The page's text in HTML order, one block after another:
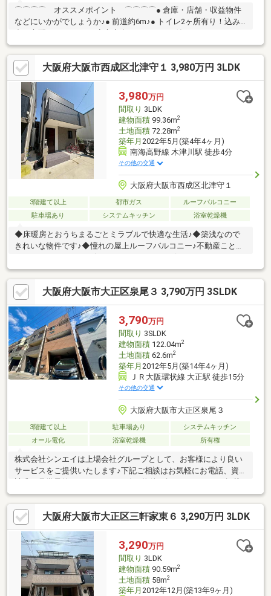
⌒⌒⌒⌒ オススメポイント ⌒⌒⌒⌒● 倉庫・店舗・収益物件
などにいかがでしょうか♪● 前道約6m♪● トイレ2ヶ所有り！込み
合う心配なしですね♪● 安心安全のシャッター付きです♪● スーパ
ー、コンビニまで徒歩5分♪● 徒歩圏内に便利な周辺環境揃ってま
す♪⌒⌒⌒⌒⌒⌒ 周辺環境 ⌒⌒⌒⌒⌒⌒● サンディ大正小林
店：徒歩5分● セブンイレブン大阪小林東3丁目店：徒歩5分● 小林
公園：徒歩3分＼ 福屋では、リフォームのご相談も承ります ／気
になる部分をピンポイントでリフォーム。長く快適に暮らせる住
まいづくりをご提案いたします♪
大阪府大阪市西成区北津守１ 3,980万円 3LDK
3,980万円
間取り 3LDK
建物面積99.36m2
土地面積72.28m2
築年月 2022年5月(築4年4ヶ月)
南海高野線 木津川駅 徒歩4分
その他の交通
大阪府大阪市西成区北津守１
3階建て以上 都市ガス
ルーフバルコニー
駐車場あり
システムキッチン 浴室乾燥機
◆床暖房とおうちまるごとミラブルで快適な生活♪◆築浅なので
きれいな物件です♪◆憧れの屋上ルーフバルコニー♪不動産ことな
だね！■ホーミーライフだからこそできるご提案を致します。ま
ずは、お問い合わせフォームからお問い合わせください。お客様
専属の担当からご連絡を致しますので、ご都合のよろしいお日に
ちをご相談ください。その際、お客様のご希望条件を担当までお
伝えください。お問い合わせ頂いた物件の他にもご希望条件に合
った物件をご提案させて頂きます。【フリーダイヤル】0120-979-
232（通話無料）
大阪府大阪市大正区泉尾３ 3,790万円 3SLDK
3,790万円
間取り 3SLDK
建物面積122.04m2
土地面積62.6m2
築年月 2012年5月(築14年4ヶ月)
ＪＲ大阪環状線 大正駅 徒歩15分
その他の交通
大阪府大阪市大正区泉尾３
3階建て以上 駐車場あり
システムキッチン
オール電化
浴室乾燥機 所有権
株式会社シンエイは上場会社グループとして、お客様により良い
サービスをご提供いたします♪下記ご相談はお気軽にお電話、資料
請求、見学予約をクリック♪●一緒に物件を探してほしい！●掲載
物件が気になる！●他掲載の物件をまとめて内覧したい！●諸費用
がいくらかかる？●住宅ローンって？●住み替えの場合は？●購
入・売却の流れは？●税金って必要？●リフォームについて●アフ
ターサービスについてなど、あらゆる悩みを解決いたします♪
大阪府大阪市大正区三軒家東６ 3,290万円 3LDK
3,290万円
間取り 3LDK
建物面積90.59m2
土地面積58m2
築年月 2012年12月(築13年9ヶ月)